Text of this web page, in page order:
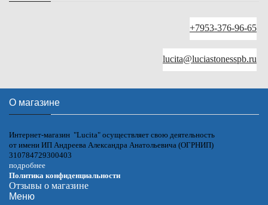
+7953-376-96-65
lucita@luciastonesspb.ru
О магазине
Интернет-магазин "Lucita" осуществляет свою деятельность
от имени ИП Андреева Александра Анатольевича (ОГРНИП)
310784729300403
подробнее
Политика конфиденциальности
Отзывы о магазине
Меню